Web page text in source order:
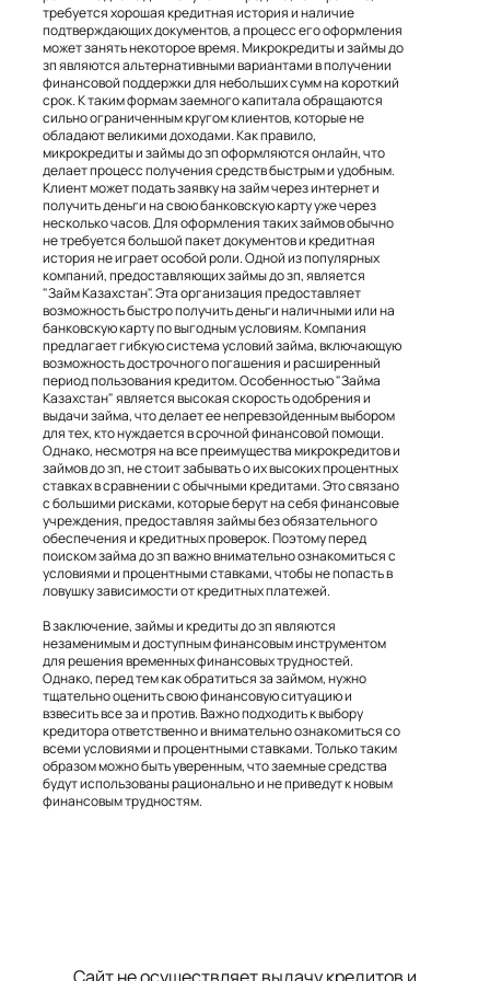
требуется хорошая кредитная история и наличие
подтверждающих документов, а процесс его оформления
может занять некоторое время. Микрокредиты и займы до
зп являются альтернативными вариантами в получении
финансовой поддержки для небольших сумм на короткий
срок. К таким формам заемного капитала обращаются
сильно ограниченным кругом клиентов, которые не
обладают великими доходами. Как правило,
микрокредиты и займы до зп оформляются онлайн, что
делает процесс получения средств быстрым и удобным.
Клиент может подать заявку на займ через интернет и
получить деньги на свою банковскую карту уже через
несколько часов. Для оформления таких займов обычно
не требуется большой пакет документов и кредитная
история не играет особой роли. Одной из популярных
компаний, предоставляющих займы до зп, является
"Займ Казахстан". Эта организация предоставляет
возможность быстро получить деньги наличными или на
банковскую карту по выгодным условиям. Компания
предлагает гибкую система условий займа, включающую
возможность дострочного погашения и расширенный
период пользования кредитом. Особенностью "Займа
Казахстан" является высокая скорость одобрения и
выдачи займа, что делает ее непревзойденным выбором
для тех, кто нуждается в срочной финансовой помощи.
Однако, несмотря на все преимущества микрокредитов и
займов до зп, не стоит забывать о их высоких процентных
ставках в сравнении с обычными кредитами. Это связано
с большими рисками, которые берут на себя финансовые
учреждения, предоставляя займы без обязательного
обеспечения и кредитных проверок. Поэтому перед
поиском займа до зп важно внимательно ознакомиться с
условиями и процентными ставками, чтобы не попасть в
ловушку зависимости от кредитных платежей.
В заключение, займы и кредиты до зп являются
незаменимым и доступным финансовым инструментом
для решения временных финансовых трудностей.
Однако, перед тем как обратиться за займом, нужно
тщательно оценить свою финансовую ситуацию и
взвесить все за и против. Важно подходить к выбору
кредитора ответственно и внимательно ознакомиться со
всеми условиями и процентными ставками. Только таким
образом можно быть уверенным, что заемные средства
будут использованы рационально и не приведут к новым
финансовым трудностям.